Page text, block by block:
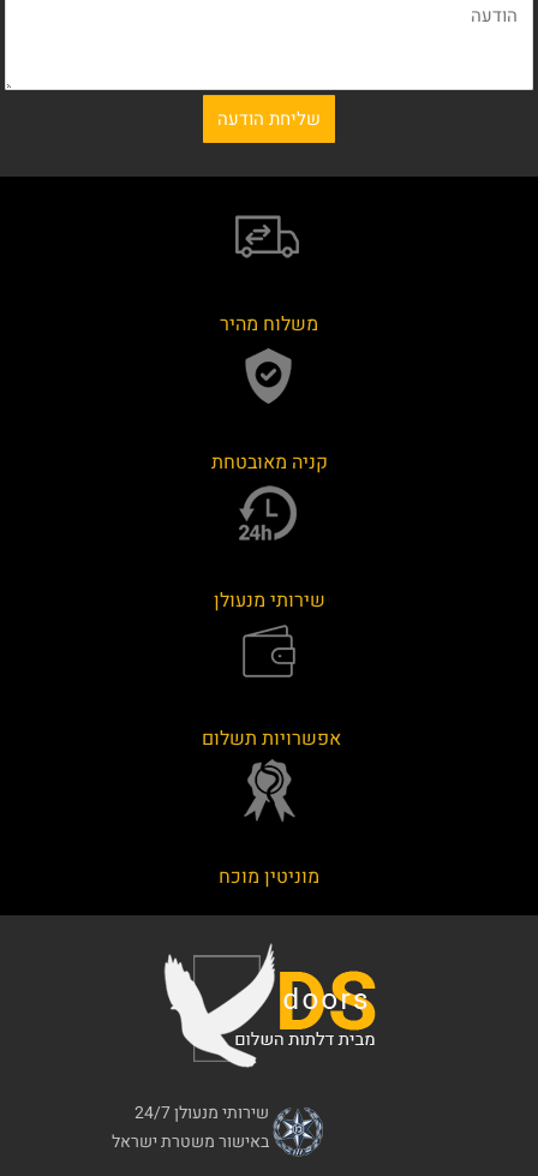
משלוח מהיר
קניה מאובטחת
שירותי מנעולן
אפשרויות תשלום
מוניטין מוכח
שירותי מנעולן 24/7
באישור משטרת ישראל